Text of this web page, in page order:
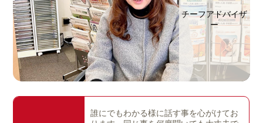
チーフアドバイザ
ー
誰にでもわかる様に話す事を心がけてお